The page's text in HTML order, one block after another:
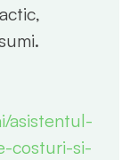
asistentul-
costuri-si-